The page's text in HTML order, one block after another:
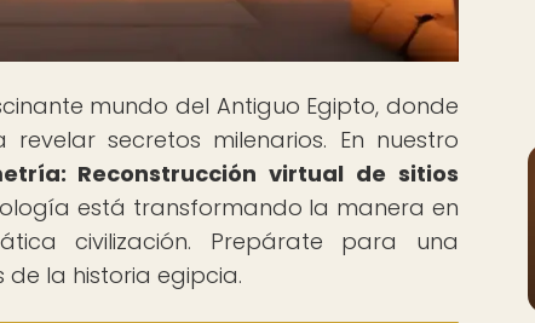
mundo del Antiguo Egipto, donde
secretos milenarios. En nuestro
Reconstrucción virtual de sitios
está transformando la manera en
civilización. Prepárate para una
la historia egipcia.